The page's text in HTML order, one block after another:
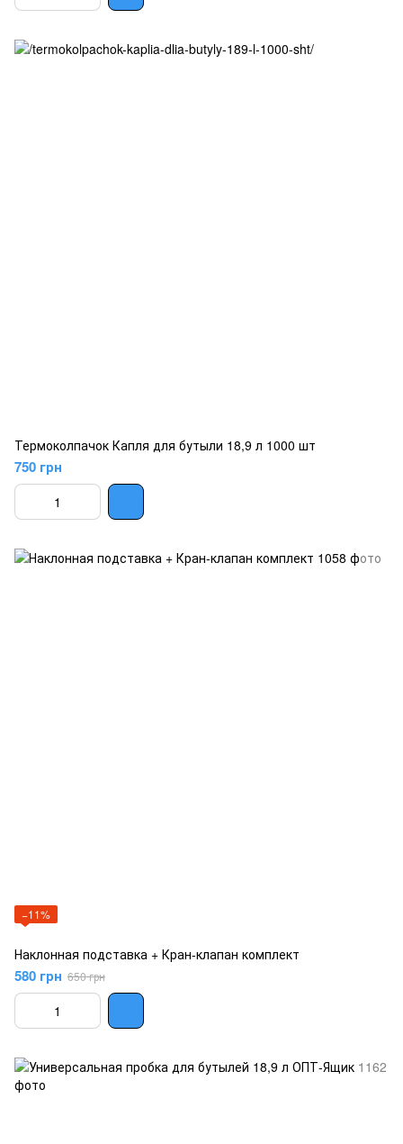
Термоколпачок Капля для бутыли 18,9 л 1000 шт
750 грн
−11%
Наклонная подставка + Кран-клапан комплект
580 грн 650 грн